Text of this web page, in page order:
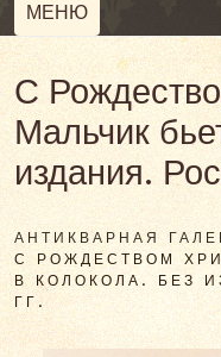
МЕНЮ
С
Мальчик
издания.
АНТИКВАРНАЯ
С РОЖДЕСТВОМ
В КОЛОКОЛА. БЕЗ
ГГ.